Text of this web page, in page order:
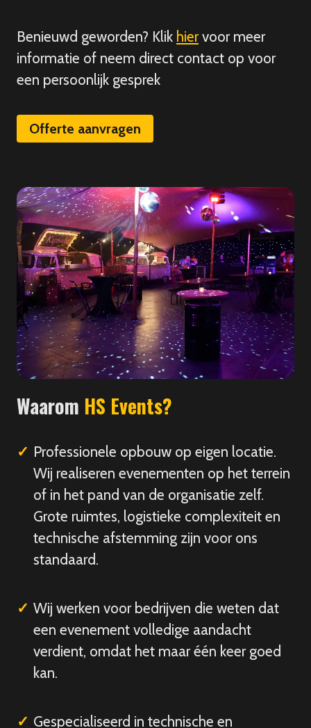
Benieuwd geworden? Klik hiervoor meer
informatie of neem direct contact op voor
een persoonlijk gesprek
Offerte aanvragen
Waarom HS Events?
Professionele opbouw op eigen locatie.
Wij realiseren evenementen op het terrein
of in het pand van de organisatie zelf.
Grote ruimtes, logistieke complexiteit en
technische afstemming zijn voor ons
standaard.
Wij werken voor bedrijven die weten dat
een evenement volledige aandacht
verdient, omdat het maar één keer goed
kan.
Gespecialiseerd in technische en